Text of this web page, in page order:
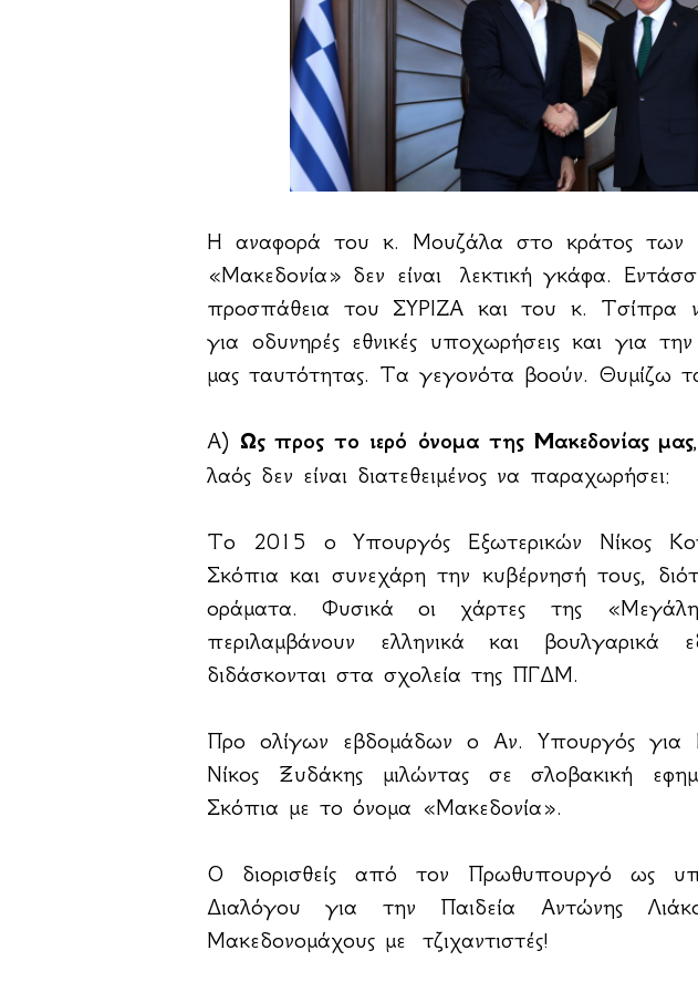
Η αναφορά του κ. Μουζάλα στο κράτος των
«Μακεδονία» δεν είναι λεκτική γκάφα.
προσπάθεια του ΣΥΡΙΖΑ και του κ. Τσίπρα
για οδυνηρές εθνικές υποχωρήσεις και για
μας ταυτότητας. Τα γεγονότα βοούν. Θυμίζω
Α) Ως προς το ιερό όνομα της Μακεδονίας μας
λαός δεν είναι διατεθειμένος να παραχωρήσει:
Το 2015 ο Υπουργός Εξωτερικών Νίκος
Σκόπια και συνεχάρη την κυβέρνησή τους,
οράματα. Φυσικά οι χάρτες της
περιλαμβάνουν ελληνικά και βουλγαρικά
διδάσκονται στα σχολεία της ΠΓΔΜ.
Προ ολίγων εβδομάδων ο Αν. Υπουργός για
Νίκος Ξυδάκης μιλώντας σε σλοβακική
Σκόπια με το όνομα «Μακεδονία».
Ο διορισθείς από τον Πρωθυπουργό ως
Διαλόγου για την Παιδεία Αντώνης
Μακεδονομάχους με τζιχαντιστές!